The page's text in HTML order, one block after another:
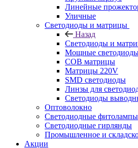
Линейные
Уличные
Светодиоды и матрицы
Назад
Светодиоды и
Мощные
COB матрицы
Матрицы 220V
SMD светодиоды
Линзы для
Светодиоды
Оптоволокно
Светодиодные фитолампы
Светодиодные гирлянды
Промышленное и
Акции